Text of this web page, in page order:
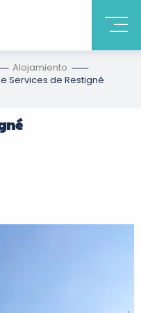
Alojamiento
Services de Restigné